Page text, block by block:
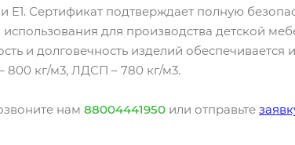
Е1. Сертификат подтверждает полную
для производства детской
и долговечность изделий
кг/м3, ЛДСП – 780 кг/м3.
нам 88004441950 или отправьте